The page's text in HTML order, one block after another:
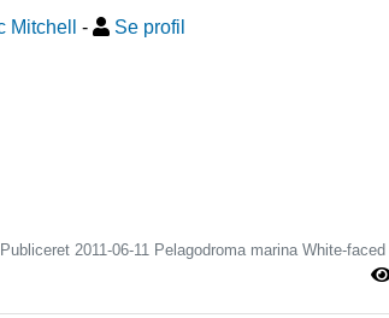
Mitchell - Se profil
2011-06-11 Pelagodroma marina White-faced